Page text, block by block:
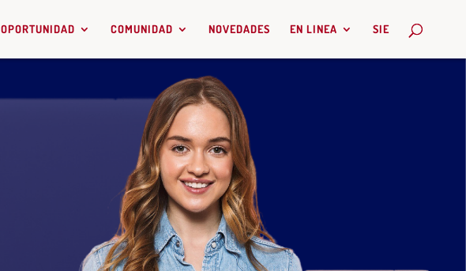
OPORTUNIDAD COMUNIDAD NOVEDADES EN LINEA SIE